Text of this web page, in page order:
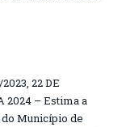
22 DE
2024 – Estima a
do Município de